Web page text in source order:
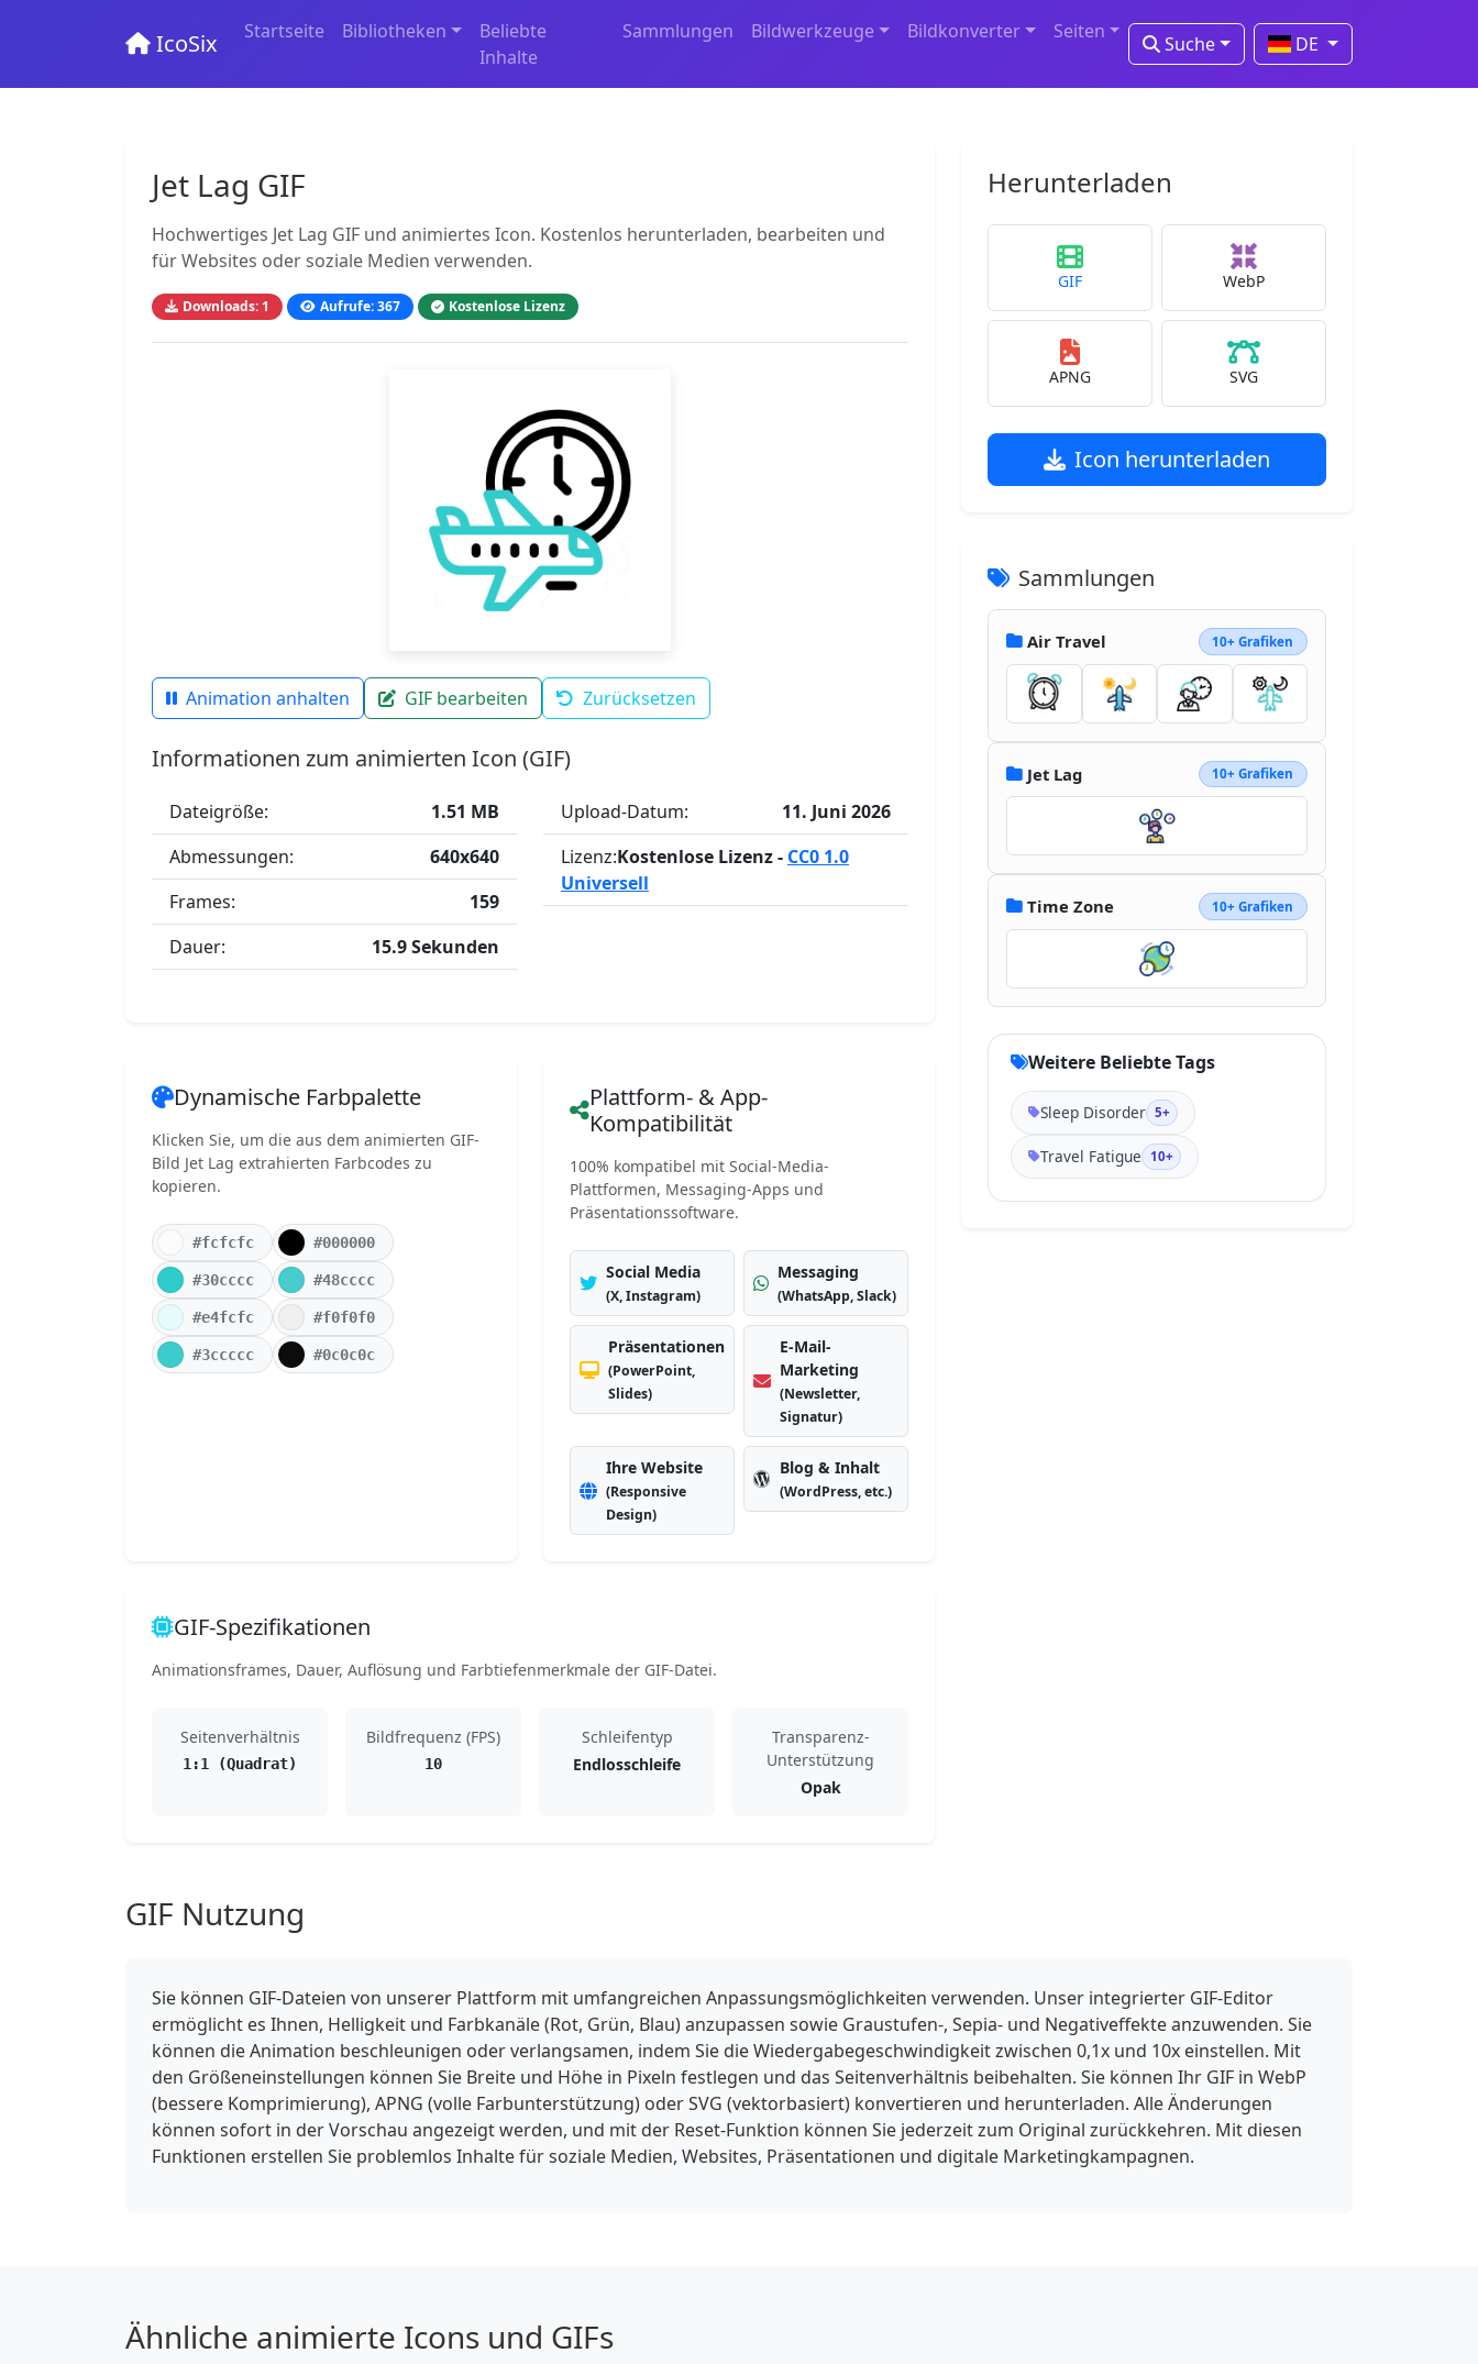
IcoSix Startseite Bibliotheken
Beliebte
Inhalte
Sammlungen Bildwerkzeuge Bildkonverter Seiten
Suche DE
Jet Lag GIF
Hochwertiges Jet Lag GIF und animiertes Icon. Kostenlos herunterladen, bearbeiten und
für Websites oder soziale Medien verwenden.
Downloads: 1 Aufrufe: 367 Kostenlose Lizenz
Animation anhalten GIF bearbeiten Zurücksetzen
Informationen zum animierten Icon (GIF)
Dateigröße:
1.51 MB
Abmessungen:
640x640
Frames:
159
Dauer:
15.9 Sekunden
Upload-Datum:
11. Juni 2026
Lizenz:Kostenlose Lizenz - CC0 1.0
Universell
Dynamische Farbpalette
Klicken Sie, um die aus dem animierten GIF-
Bild Jet Lag extrahierten Farbcodes zu
kopieren.
#fcfcfc #000000
#30cccc #48cccc
#e4fcfc #f0f0f0
#3ccccc #0c0c0c
Plattform- & App-
Kompatibilität
100% kompatibel mit Social-Media-
Plattformen, Messaging-Apps und
Präsentationssoftware.
Social Media
(X, Instagram)
Messaging
(WhatsApp, Slack)
Präsentationen
(PowerPoint,
Slides)
E-Mail-
Marketing
(Newsletter,
Signatur)
Ihre Website
(Responsive
Design)
Blog & Inhalt
(WordPress, etc.)
GIF-Spezifikationen
Animationsframes, Dauer, Auflösung und Farbtiefenmerkmale der GIF-Datei.
Seitenverhältnis
1:1 (Quadrat)
Bildfrequenz (FPS)
10
Schleifentyp
Endlosschleife
Transparenz-
Unterstützung
Opak
Herunterladen
GIF WebP
APNG SVG
Icon herunterladen
Sammlungen
Air Travel 10+ Grafiken
Jet Lag 10+ Grafiken
Time Zone 10+ Grafiken
Weitere Beliebte Tags
Sleep Disorder 5+
Travel Fatigue 10+
GIF Nutzung
Sie können GIF-Dateien von unserer Plattform mit umfangreichen Anpassungsmöglichkeiten verwenden. Unser integrierter GIF-Editor
ermöglicht es Ihnen, Helligkeit und Farbkanäle (Rot, Grün, Blau) anzupassen sowie Graustufen-, Sepia- und Negativeffekte anzuwenden. Sie
können die Animation beschleunigen oder verlangsamen, indem Sie die Wiedergabegeschwindigkeit zwischen 0,1x und 10x einstellen. Mit
den Größeneinstellungen können Sie Breite und Höhe in Pixeln festlegen und das Seitenverhältnis beibehalten. Sie können Ihr GIF in WebP
(bessere Komprimierung), APNG (volle Farbunterstützung) oder SVG (vektorbasiert) konvertieren und herunterladen. Alle Änderungen
können sofort in der Vorschau angezeigt werden, und mit der Reset-Funktion können Sie jederzeit zum Original zurückkehren. Mit diesen
Funktionen erstellen Sie problemlos Inhalte für soziale Medien, Websites, Präsentationen und digitale Marketingkampagnen.
Ähnliche animierte Icons und GIFs